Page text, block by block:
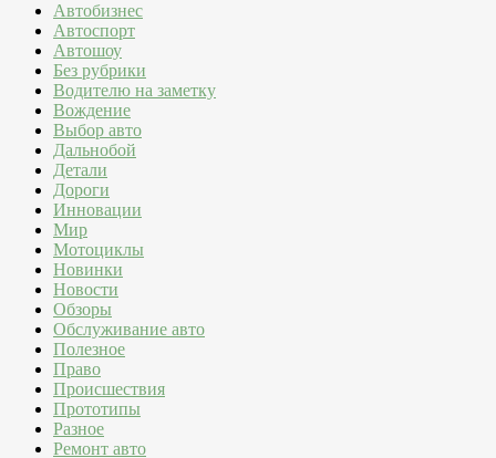
Автобизнес
Автоспорт
Автошоу
Без рубрики
Водителю на заметку
Вождение
Выбор авто
Дальнобой
Детали
Дороги
Инновации
Мир
Мотоциклы
Новинки
Новости
Обзоры
Обслуживание авто
Полезное
Право
Происшествия
Прототипы
Разное
Ремонт авто